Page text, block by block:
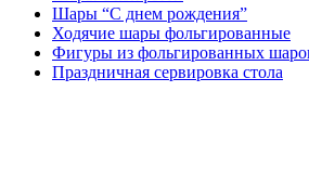
Шары “С днем рождения”
Ходячие шары фольгированные
Фигуры из фольгированных
Праздничная сервировка стола